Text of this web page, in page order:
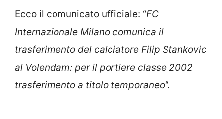
Ecco il comunicato ufficiale: “FC
Internazionale Milano comunica il
trasferimento del calciatore Filip Stankovic
al Volendam: per il portiere classe 2002
trasferimento a titolo temporaneo“.